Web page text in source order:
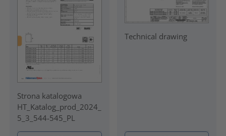
Strona katalogowa
HT_Katalog_prod_2024_
5_3_544-545_PL
Technical drawing